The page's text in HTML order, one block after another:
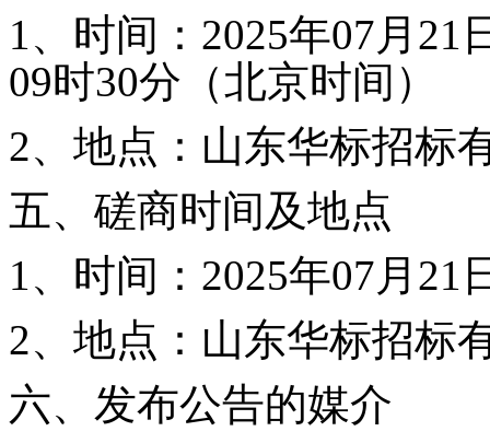
1、时间： 2025年07月21
09时30分（北京时间）
2、地点： 山东华标招标
五、 磋商时间及地点
1、时间： 2025年07月21
2、地点： 山东华标招标
六、发布公告的媒介